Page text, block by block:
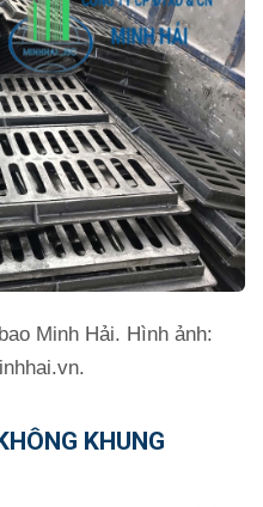
Minh Hải. Hình ảnh:
KHUNG